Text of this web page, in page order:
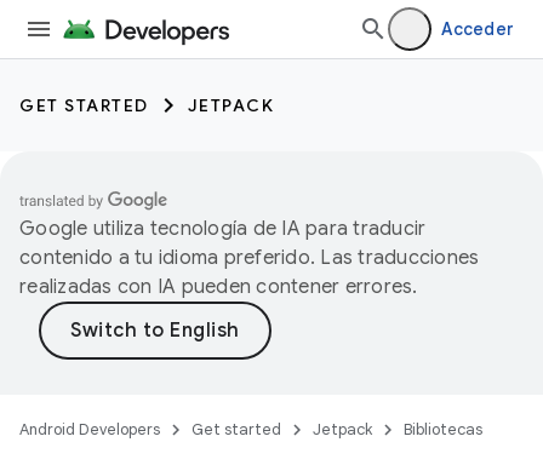
Acceder
GET STARTED JETPACK
Google utiliza tecnología de IA para traducir
contenido a tu idioma preferido. Las traducciones
realizadas con IA pueden contener errores.
Android Developers Get started Jetpack Bibliotecas